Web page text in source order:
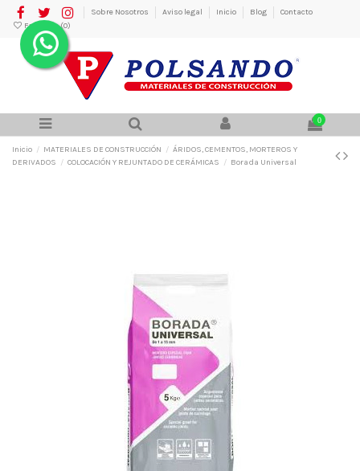
Sobre Nosotros Aviso legal Inicio Blog
Contacto
Favoritos (0)
0
Inicio MATERIALES DE CONSTRUCCIÓN
ÁRIDOS, CEMENTOS, MORTEROS Y
DERIVADOS
COLOCACIÓN Y REJUNTADO DE CERÁMICAS Borada Universal